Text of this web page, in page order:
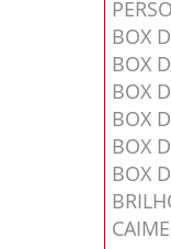
BOX
BOX
BOX
BOX
BOX
BOX